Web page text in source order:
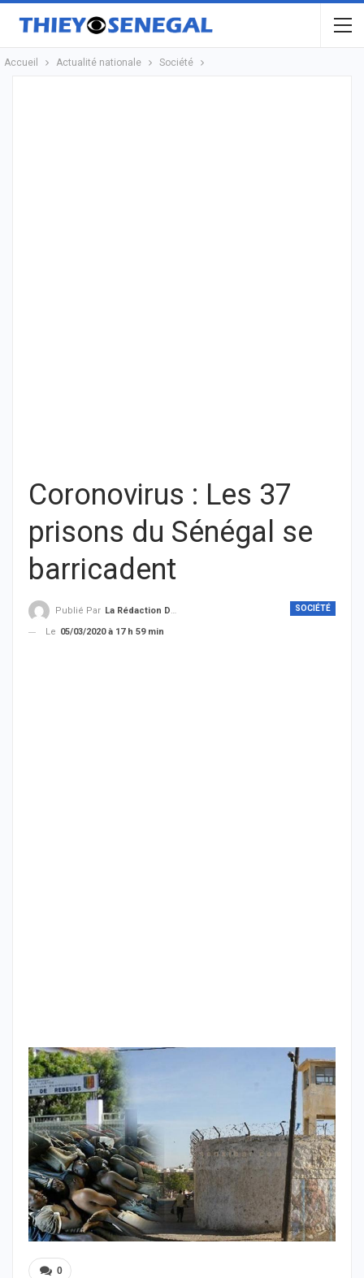
Accueil Actualité nationale Société
Coronovirus : Les 37
prisons du Sénégal se
barricadent
SOCIÉTÉ
Publié Par La Rédaction De THIEYSENEGAL.com
Le 05/03/2020 à 17 h 59 min
0